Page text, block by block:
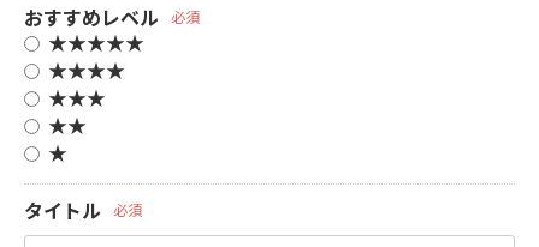
おすすめレベル 必須
★★★★★
★★★★
★★★
★★
★
タイトル
必須